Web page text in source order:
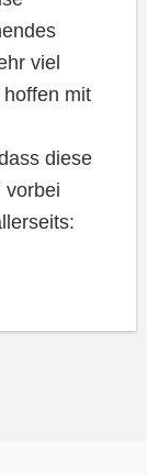
viel
mit
diese
vorbei